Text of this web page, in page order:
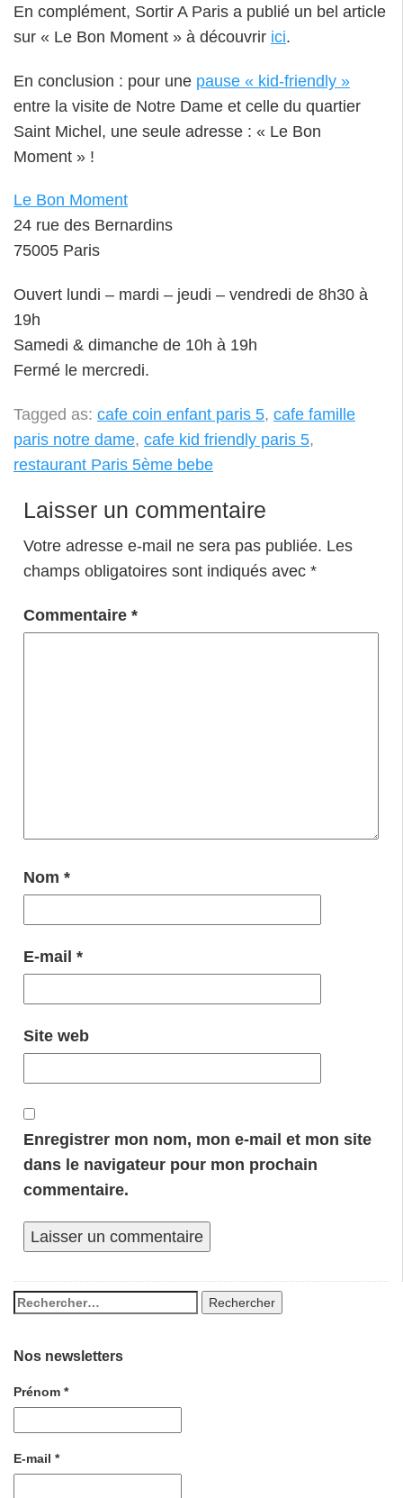
En complément, Sortir A Paris a publié un bel article
sur « Le Bon Moment » à découvrir ici.
En conclusion : pour une pause « kid-friendly »
entre la visite de Notre Dame et celle du quartier
Saint Michel, une seule adresse : « Le Bon
Moment » !
Le Bon Moment
24 rue des Bernardins
75005 Paris
Ouvert lundi – mardi – jeudi – vendredi de 8h30 à
19h
Samedi & dimanche de 10h à 19h
Fermé le mercredi.
Tagged as: cafe coin enfant paris 5, cafe famille
paris notre dame, cafe kid friendly paris 5,
restaurant Paris 5ème bebe
Laisser un commentaire
Votre adresse e-mail ne sera pas publiée. Les
champs obligatoires sont indiqués avec *
Commentaire *
Nom *
E-mail *
Site web
Enregistrer mon nom, mon e-mail et mon site
dans le navigateur pour mon prochain
commentaire.
Nos newsletters
Prénom *
E-mail *